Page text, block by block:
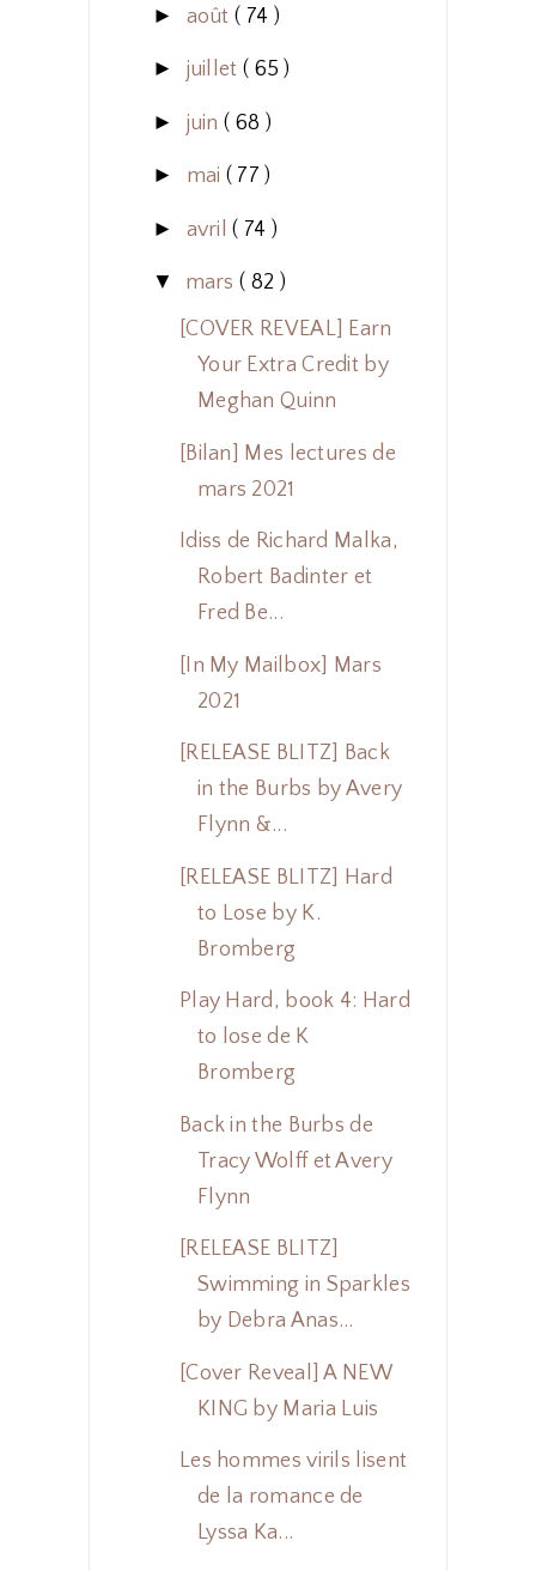
► août ( 74 )
► juillet ( 65 )
► juin ( 68 )
► mai ( 77 )
► avril( 74 )
▼ mars( 82 )
[COVER REVEAL] Earn
Your Extra Credit by
Meghan Quinn
[Bilan] Mes lectures de
mars 2021
Idiss de Richard Malka,
Robert Badinter et
Fred Be...
[In My Mailbox] Mars
2021
[RELEASE BLITZ] Back
in the Burbs by Avery
Flynn &...
[RELEASE BLITZ] Hard
to Lose by K.
Bromberg
Play Hard, book 4: Hard
to lose de K
Bromberg
Back in the Burbs de
Tracy Wolff et Avery
Flynn
[RELEASE BLITZ]
Swimming in Sparkles
by Debra Anas...
[Cover Reveal] A NEW
KING by Maria Luis
Les hommes virils lisent
de la romance de
Lyssa Ka...